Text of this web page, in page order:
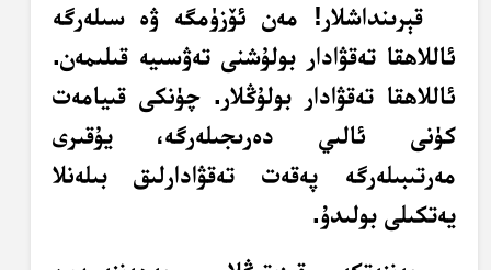
قېرىنداشلار! مەن ئۆزۈمگە ۋە سىلەرگە
ئاللاھقا تەقۋادار بولۇشنى تەۋسىيە قىلىمەن.
ئاللاھقا تەقۋادار بولۇڭلار. چۈنكى قىيامەت
كۈنى ئالىي دەرىجىلەرگە، يۇقىرى
مەرتىبىلەرگە پەقەت تەقۋادارلىق بىلەنلا
يەتكىلى بولىدۇ.